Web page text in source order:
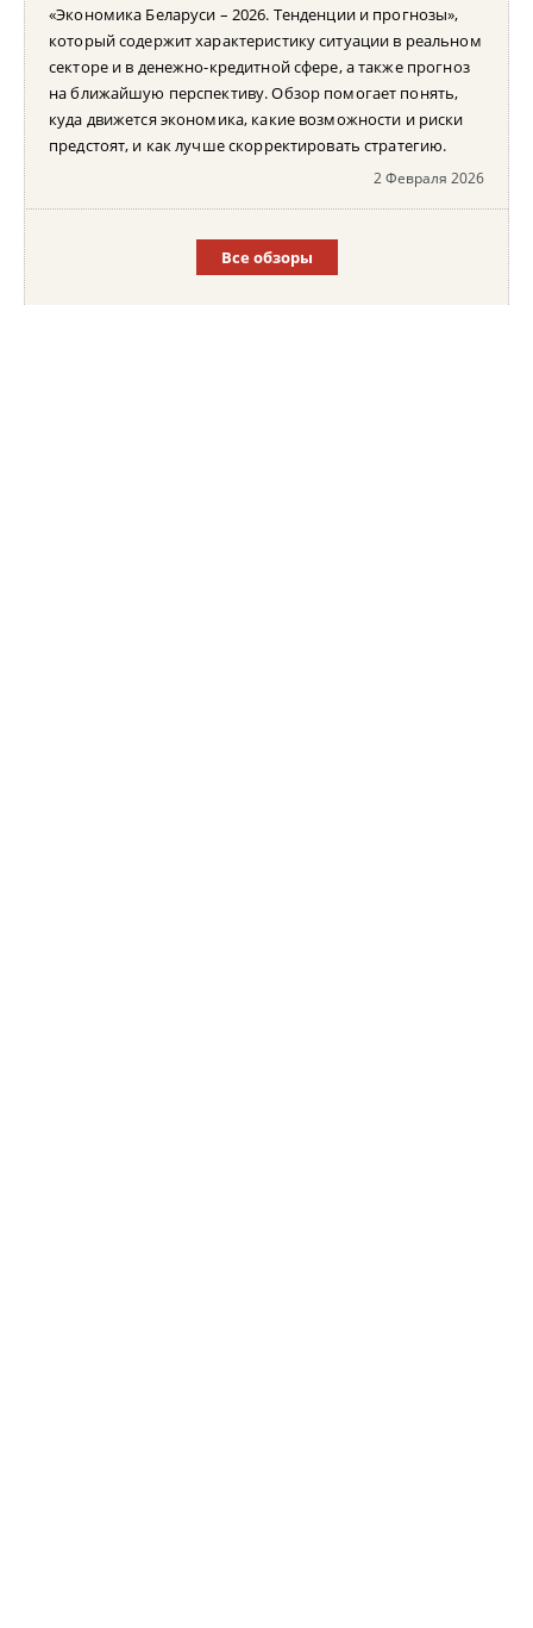
«Экономика Беларуси – 2026. Тенденции и прогнозы»,
который содержит характеристику ситуации в реальном
секторе и в денежно-кредитной сфере, а также прогноз
на ближайшую перспективу. Обзор помогает понять,
куда движется экономика, какие возможности и риски
предстоят, и как лучше скорректировать стратегию.
2 Февраля 2026
Все обзоры